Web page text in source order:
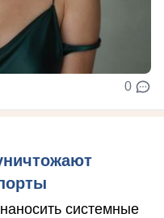
0
системные